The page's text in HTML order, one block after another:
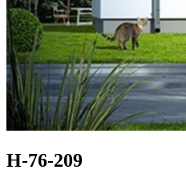
Н-76-209